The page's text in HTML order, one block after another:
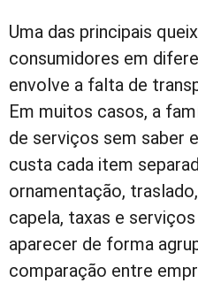
Uma das principais
consumidores em
envolve a falta de
Em muitos casos, a
de serviços sem saber
custa cada item
ornamentação,
capela, taxas e
aparecer de forma
comparação entre